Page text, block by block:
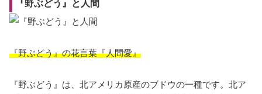
『野ぶどう』と人間
『野ぶどう』の花言葉『人間愛』
『野ぶどう』は、北アメリカ原産のブドウの一種です。北ア